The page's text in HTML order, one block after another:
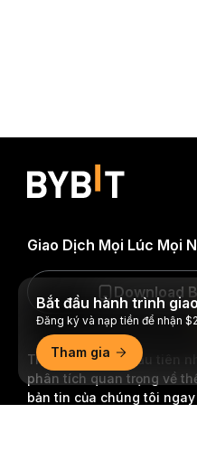
Trở thành người đầu tiên
phân tích quan trọng về
bản tin của chúng tôi ngay
Giao Dịch Mọi Lúc Mọi
Download
Bắt đầu hành trình
Đăng ký và nạp tiền để nhận
Tham gia